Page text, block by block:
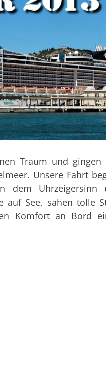
Traum und gingen
Unsere Fahrt
dem Uhrzeigersinn
See, sahen tolle
Komfort an Bord